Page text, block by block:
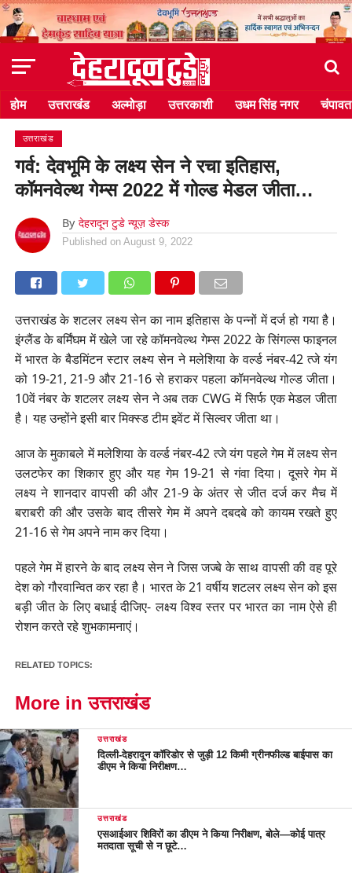
होम उत्तराखंड अल्मोड़ा उत्तरकाशी उधम सिंह नगर चंपावत
उत्तराखंड
गर्व: देवभूमि के लक्ष्य सेन ने रचा इतिहास,
कॉमनवेल्थ गेम्स 2022 में गोल्ड मेडल जीता…
By देहरादून टुडे न्यूज़ डेस्क
Published on August 9, 2022
उत्तराखंड के शटलर लक्ष्य सेन का नाम इतिहास के पन्नों में दर्ज हो गया है।
इंग्लैंड के बर्मिंघम में खेले जा रहे कॉमनवेल्थ गेम्स 2022 के सिंगल्स फाइनल
में भारत के बैडमिंटन स्टार लक्ष्य सेन ने मलेशिया के वर्ल्ड नंबर-42 त्जे यंग
को 19-21, 21-9 और 21-16 से हराकर पहला कॉमनवेल्थ गोल्ड जीता।
10वें नंबर के शटलर लक्ष्य सेन ने अब तक CWG में सिर्फ एक मेडल जीता
है। यह उन्होंने इसी बार मिक्स्ड टीम इवेंट में सिल्वर जीता था।
आज के मुकाबले में मलेशिया के वर्ल्ड नंबर-42 त्जे यंग पहले गेम में लक्ष्य सेन
उलटफेर का शिकार हुए और यह गेम 19-21 से गंवा दिया। दूसरे गेम में
लक्ष्य ने शानदार वापसी की और 21-9 के अंतर से जीत दर्ज कर मैच में
बराबरी की और उसके बाद तीसरे गेम में अपने दबदबे को कायम रखते हुए
21-16 से गेम अपने नाम कर दिया।
पहले गेम में हारने के बाद लक्ष्य सेन ने जिस जज्बे के साथ वापसी की वह पूरे
देश को गौरवान्वित कर रहा है। भारत के 21 वर्षीय शटलर लक्ष्य सेन को इस
बड़ी जीत के लिए बधाई दीजिए- लक्ष्य विश्व स्तर पर भारत का नाम ऐसे ही
रोशन करते रहे शुभकामनाएं।
RELATED TOPICS:
More in उत्तराखंड
उत्तराखंड
दिल्ली-देहरादून कॉरिडोर से जुड़ी 12 किमी ग्रीनफील्ड बाईपास का
डीएम ने किया निरीक्षण…
उत्तराखंड
एसआईआर शिविरों का डीएम ने किया निरीक्षण, बोले—कोई पात्र
मतदाता सूची से न छूटे…